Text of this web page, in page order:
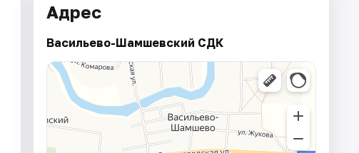
Адрес
Васильево-Шамшевский СДК